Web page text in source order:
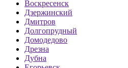
Воскресенск
Дзержинский
Дмитров
Долгопрудный
Домодедово
Дрезна
Дубна